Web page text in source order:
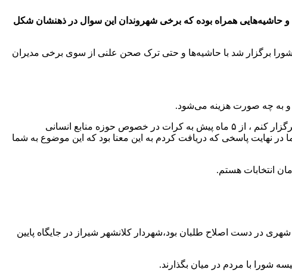
حاشیه‌هایی همراه بوده که برخی شهروندان این سوال در ذهنشان شکل
خبری شباویز به نقل از ایرنا،یکصد و هفتاد و چهارمین جلسه علنی شورای اسلامی شهر شیراز که با حضور ۱۲ عضو شورا برگزار شد با حاشیه‌ها و حتی ترک صحن علنی از سوی برخی مدیران
و به چه صورت هزینه می‌شود.
اسکندری افزود: آمادگی دارم مناظره زنده با شهردار شیراز در مقابل رسانه ها در مورد موضوع هزینه ها و استخدام ها در شهرداری برگزار کنم ، از ۵ ماه پیش به کرات در خصوص حوزه منابع انسانی
نهایت پاسخی که دریافت کردم به این معنا بود که این موضوع به شما
انتخابات هستم.
در دست اصلاح طلبان بود،شهردار کلانشهر شیراز در جایگاه پایین
شورا با مردم در میان بگذارند.